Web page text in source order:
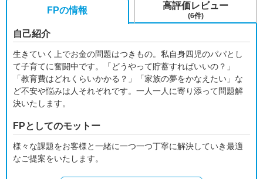
FPの情報
自己紹介
生きていく上でお金の問題はつきもの。私自身四児のパパとし
て子育てに奮闘中です。「どうやって貯蓄すればいいの？」
「教育費はどれくらいかかる？」「家族の夢をかなえたい」な
ど不安や悩みは人それぞれです。一人一人に寄り添って問題解
決いたします。
FPとしてのモットー
様々な課題をお客様と一緒に一つ一つ丁寧に解決していき最適
なご提案をいたします。
高評価レビュー
(6件)